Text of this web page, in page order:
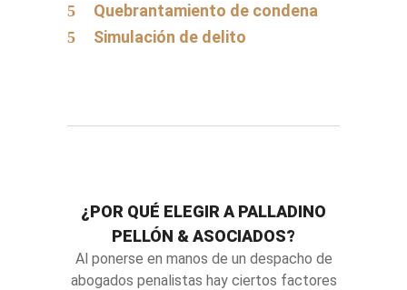
Quebrantamiento de condena
Simulación de delito
¿POR QUÉ ELEGIR A PALLADINO
PELLÓN & ASOCIADOS?
Al ponerse en manos de un despacho de
abogados penalistas hay ciertos factores